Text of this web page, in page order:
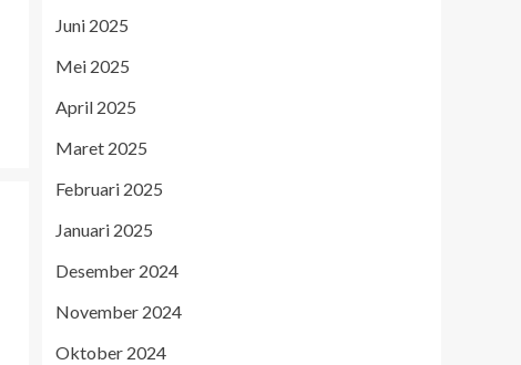
Juni 2025
Mei 2025
April 2025
Maret 2025
Februari 2025
Januari 2025
Desember 2024
November 2024
Oktober 2024